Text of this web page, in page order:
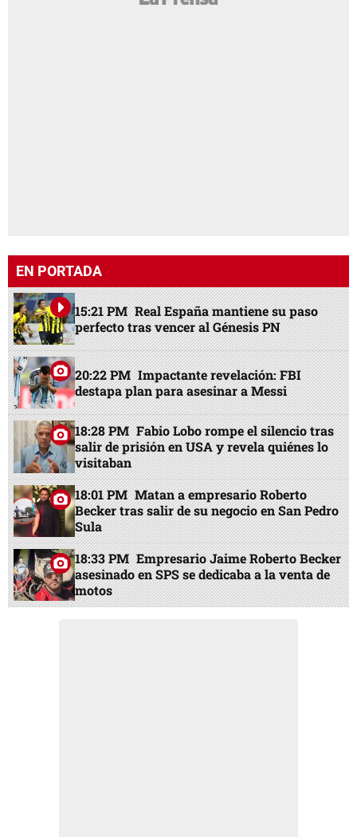
EN PORTADA
15:21 PM Real España mantiene su paso
perfecto tras vencer al Génesis PN
20:22 PM Impactante revelación: FBI
destapa plan para asesinar a Messi
18:28 PM Fabio Lobo rompe el silencio tras
salir de prisión en USA y revela quiénes lo
visitaban
18:01 PM Matan a empresario Roberto
Becker tras salir de su negocio en San Pedro
Sula
18:33 PM Empresario Jaime Roberto Becker
asesinado en SPS se dedicaba a la venta de
motos